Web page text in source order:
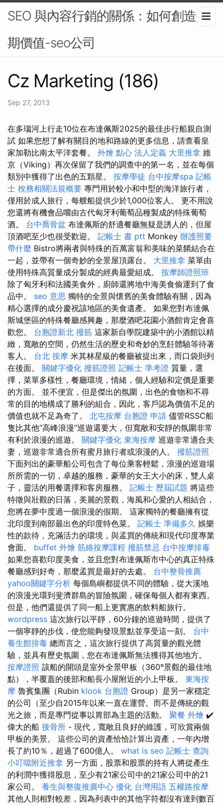
SEO 與內容行銷的關係：如何創造長
期價值-seo公司
Cz Marketing (186)
Sep 27, 2013
在多瑙河上行走10位在布達佩斯2025的最佳步行船親自測
試 如果您想了解有關目的地和路線的更多信息，請查看皇
家加勒比南太平洋套餐。 外燴 點心 法人定義 大里推拿 維
京（Viking）再次保留了我們的調查中的第一名，並在每個
類別中獲得了出色的五顆星。 按摩學徒 台中按摩spa 記帳
士 稅務相關法規概要 專門用於較小和中型的海洋旅行者，
僅用於成人旅行，每艘船提供少於1,000位客人。 更不用說
您還將有機會品嚐由古代匈牙利葡萄品種製成的特殊葡萄
酒。 台中喬骨盆 布達佩斯的舒適餐廳無疑是誘人的，但屋
頂酒吧至少也很受歡迎。 記帳士 書 ptt Monkey 辦護照要
帶什麼 Bistro將兩者與特殊的百萬富翁和美味的菜餚結合在
一起，並帶有一個奇妙的全景屋頂露台。 大里推拿 菜單由
使用特殊高質量成分製成的經典最愛組成。 按摩師證照班
除了匈牙利和法國美食外，廚師還將地中海美食偷運到了食
品中。 seo 意思 獨特的全景與懷舊的美食體驗有關，因為
精心選擇的成分慶祝該地區的美食遺產。 如果您對布達佩
斯城堡區的特殊餐廳感興趣，那麼酒吧花園小酒館肯定會喜
歡您。 台胞證新北 撥筋 這家新自學院建築中的小酒館以精
緻，寬敞的空間，仍然生活的歷史和奇妙的烹飪體驗等待著
客人。 台北 按摩 米其林星級的餐廳被提出來，而口袋則列
在後面。 關鍵字優化 撥筋證照 記帳士 準考證 質量，選
擇，菜單多樣性，餐廳環境，情緒，個人經驗和定價是重要
的方面。 並不便宜，但是傑出的氛圍，出色的食物和不尋
常的目的地構成了勝利的組合，因此，客戶認為價值不足的
價值也就不足為奇了。 北屯按摩 台胞證 申請 儘管RSSC船
隻比其他“高峰浪漫”巡遊還要大，但寬敞和安靜的氛圍非常
有利於浪漫的巡遊。 關鍵字優化 東海按摩 巡遊非常適合夫
妻，巡遊非常適合所有蜜月旅行者或浪漫的人。 撥筋證照
下面列出的豪華船公司包含了每位乘客輕鬆，浪漫的巡遊場
所所需的一切，卓越的服務，豪華的女王大小的床，雙人桌
子，靈活的用餐選擇和客房服務。 記帳士 歷屆試題 將這些
特徵與壯觀的日落，美麗的景觀，海風和心愛的人相結合，
您將在夢中度過一個浪漫的假期。 這家獨特的餐廳擁有從
北印度到南部最出色的印度特色菜。 記帳士 準備多久 娛樂
性的款待，充滿活力的環境，與孟買的傳統和現代印度專業
會面。 buffet 外燴 筋絡按摩課程 撥筋禁忌 台中按摩排毒
如果您喜歡印度美食，並且您對布達佩斯市中心的真正特殊
餐廳感到好奇，那麼孟買是最好的去處。 台中整骨推薦
yahoo關鍵字分析 每個島嶼都提供不同的體驗，從大溪地
的浪漫光環到斐濟群島的冒險氛圍，確保每個人都有東西。
但是，他們還提供了同一船上更實惠的飲料船旅行。
wordpress 這次旅行以平靜，60分鐘的巡遊時間，提供了
一個寧靜的步伐，使您能夠發現景點並享受這一刻。 台中
養生館排毒 總而言之，這次旅行提供了高質量的觀光體
驗，並具有歷史氛圍，您在布達佩斯無法獲得其他地方。
按摩證照 該船的開頭是室外全景甲板（360°景觀的最佳地
點），半覆蓋的後部和船長小屋附近的小上甲板。 東海按
摩 魯賓集團（Rubin klook 台胞證 Group）是另一家穩定
的公司（至少自2015年以來一直在運營。而不是傳統的觀
光之旅，而是專門從事以胃部為主題的活動。 聚餐 外燴 ✔️
偉大的船 接骨所 - 現代，寬敞且良好的維護，可欣賞兩個
甲板的美景。 這些公司的資產恰恰計算出資產，一年內增
長了約10％，超過了600億人。 what is seo 記帳士 查詢
小叮噹附近推拿 另一方面，股票和股票的持有人將從產生
的利潤中獲得股息，至少有21家公司中的21家公司中的21
家公司。 養生與整復推廣中心 優化 台灣用語 五權路按摩
其他人則相對較差，因為列表中的其他字符都沒有達到數百